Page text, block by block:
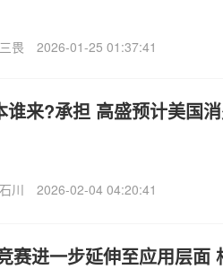
畏 2026-01-25 01:37:41
谁来?承担 高盛预计美国
川 2026-02-04 04:20:41
赛进一步延伸至应用层面